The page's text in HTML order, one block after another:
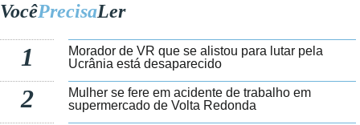
VocêPrecisaLer
1
Morador de VR que se alistou para lutar pela
Ucrânia está desaparecido
2
Mulher se fere em acidente de trabalho em
supermercado de Volta Redonda